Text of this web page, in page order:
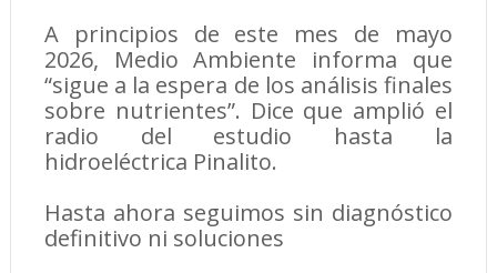
A principios de este mes de mayo
2026, Medio Ambiente informa que
“sigue a la espera de los análisis finales
sobre nutrientes”. Dice que amplió el
radio del estudio hasta la
hidroeléctrica Pinalito.
Hasta ahora seguimos sin diagnóstico
definitivo ni soluciones